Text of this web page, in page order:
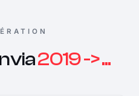
2019 -> ...